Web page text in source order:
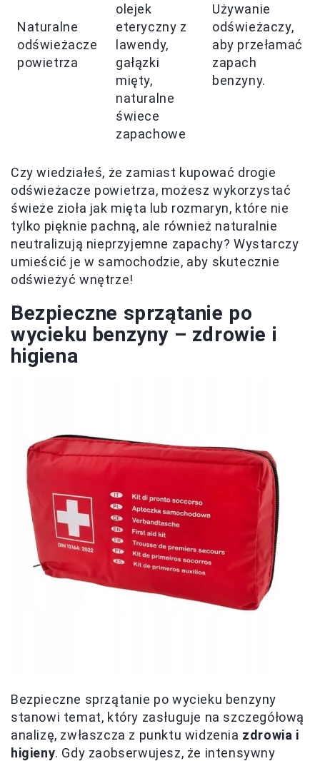
Naturalne
odświeżacze
powietrza
olejek
eteryczny z
lawendy,
gałązki
mięty,
naturalne
świece
zapachowe
Używanie
odświeżaczy,
aby przełamać
zapach
benzyny.
Czy wiedziałeś, że zamiast kupować drogie
odświeżacze powietrza, możesz wykorzystać
świeże zioła jak mięta lub rozmaryn, które nie
tylko pięknie pachną, ale również naturalnie
neutralizują nieprzyjemne zapachy? Wystarczy
umieścić je w samochodzie, aby skutecznie
odświeżyć wnętrze!
Bezpieczne sprzątanie po
wycieku benzyny – zdrowie i
higiena
Bezpieczne sprzątanie po wycieku benzyny
stanowi temat, który zasługuje na szczegółową
analizę, zwłaszcza z punktu widzenia zdrowia i
higieny. Gdy zaobserwujesz, że intensywny